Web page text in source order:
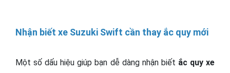
Nhận biết xe Suzuki Swift cần thay ắc quy mới
Một số dấu hiệu giúp bạn dễ dàng nhận biết ắc quy xe